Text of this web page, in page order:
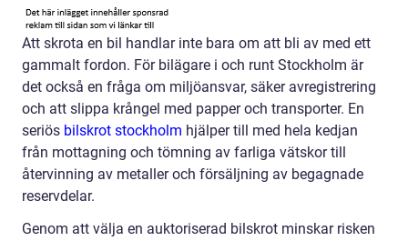
Att skrota en bil handlar inte bara om att bli av med ett
gammalt fordon. För bilägare i och runt Stockholm är
det också en fråga om miljöansvar, säker avregistrering
och att slippa krångel med papper och transporter. En
seriös bilskrot stockholm hjälper till med hela kedjan
från mottagning och tömning av farliga vätskor till
återvinning av metaller och försäljning av begagnade
reservdelar.
Genom att välja en auktoriserad bilskrot minskar risken